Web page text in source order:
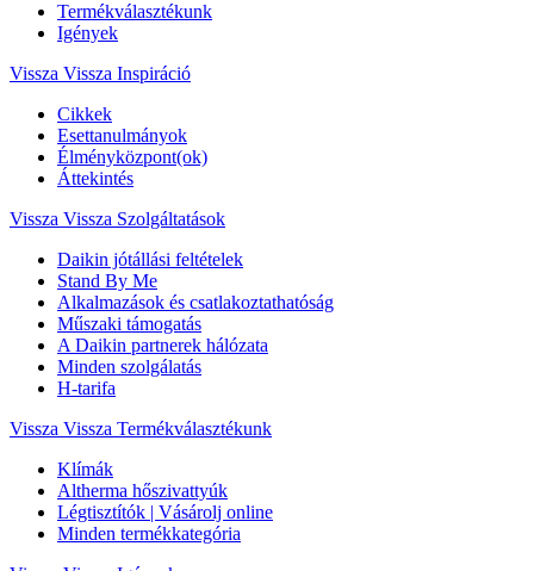
Termékválasztékunk
Igények
Vissza Vissza Inspiráció
Cikkek
Esettanulmányok
Élményközpont(ok)
Áttekintés
Vissza Vissza Szolgáltatások
Daikin jótállási feltételek
Stand By Me
Alkalmazások és csatlakoztathatóság
Műszaki támogatás
A Daikin partnerek hálózata
Minden szolgálatás
H-tarifa
Vissza Vissza Termékválasztékunk
Klímák
Altherma hőszivattyúk
Légtisztítók | Vásárolj online
Minden termékkategória